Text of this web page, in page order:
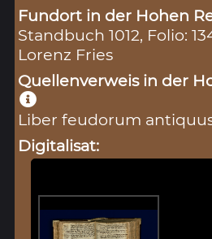
Fundort in der Hohen
Standbuch 1012, Folio:
Lorenz Fries
Quellenverweis in der
Liber feudorum
Digitalisat: